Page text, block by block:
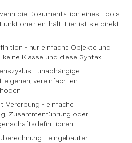
die Dokumentation eines Tools
enthält. Hier ist sie direkt
- nur einfache Objekte und
keine Klasse und diese Syntax
- unabhängige
eigenen, vereinfachten
Vererbung - einfache
Zusammenführung oder
- eingebauter